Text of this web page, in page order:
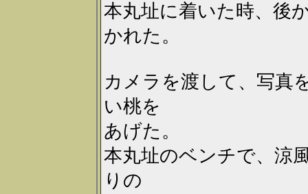
本丸址に着いた時、後
かれた。
カメラを渡して、写真
い桃を
あげた。
本丸址のベンチで、涼
りの